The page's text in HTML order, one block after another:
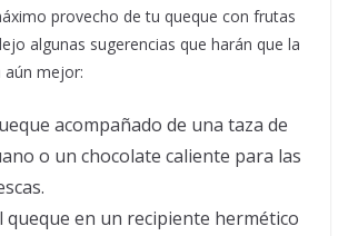
provecho de tu queque con frutas
algunas sugerencias que harán que la
aún mejor:
acompañado de una taza de
o un chocolate caliente para las
queque en un recipiente hermético